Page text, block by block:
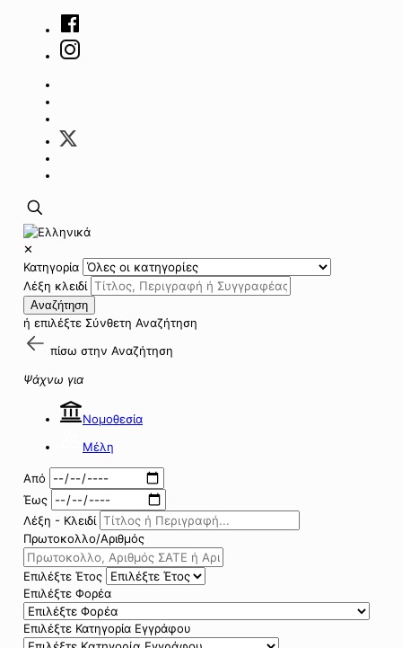
✕
Κατηγορία
Λέξη κλειδί
Αναζήτηση
ή επιλέξτε Σύνθετη Αναζήτηση
πίσω στην Αναζήτηση
Ψάχνω για
Νομοθεσία
Μέλη
Από
Έως
Λέξη - Κλειδί
Πρωτοκολλο/Αριθμός
Επιλέξτε Έτος
Επιλέξτε Φορέα
Επιλέξτε Κατηγορία Εγγράφου